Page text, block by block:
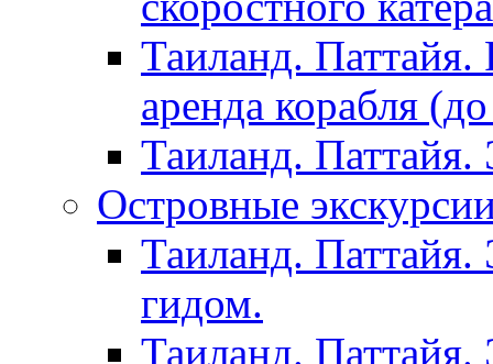
Таиланд. Паттайя.
аренда корабля
Таиланд.
Островные
Таиланд. Паттайя.
гидом.
Таиланд.